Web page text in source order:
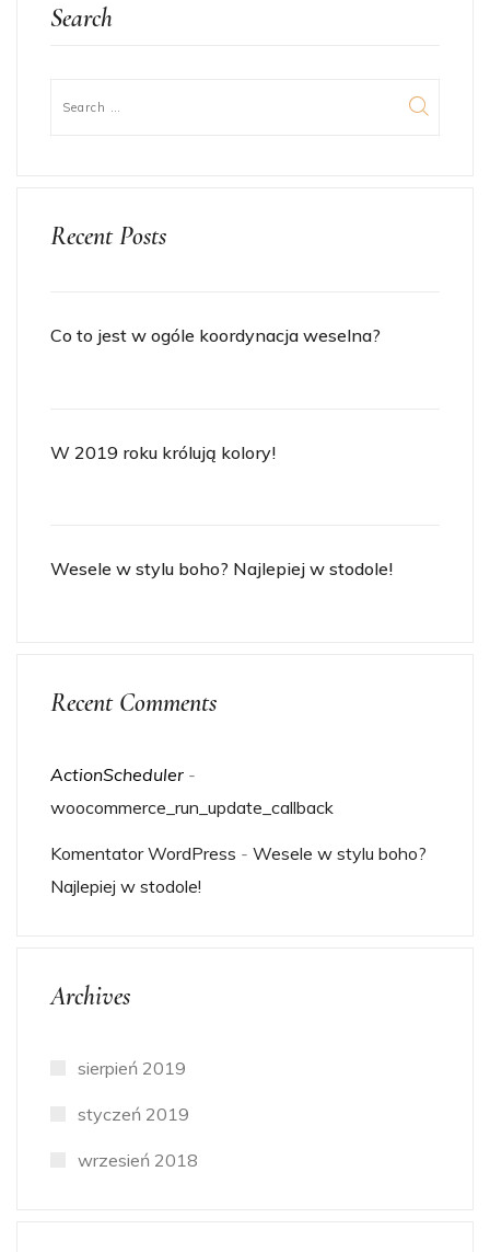
Search
Recent Posts
Co to jest w ogóle koordynacja weselna?
W 2019 roku królują kolory!
Wesele w stylu boho? Najlepiej w stodole!
Recent Comments
ActionScheduler -
woocommerce_run_update_callback
Komentator WordPress - Wesele w stylu boho?
Najlepiej w stodole!
Archives
sierpień 2019
styczeń 2019
wrzesień 2018